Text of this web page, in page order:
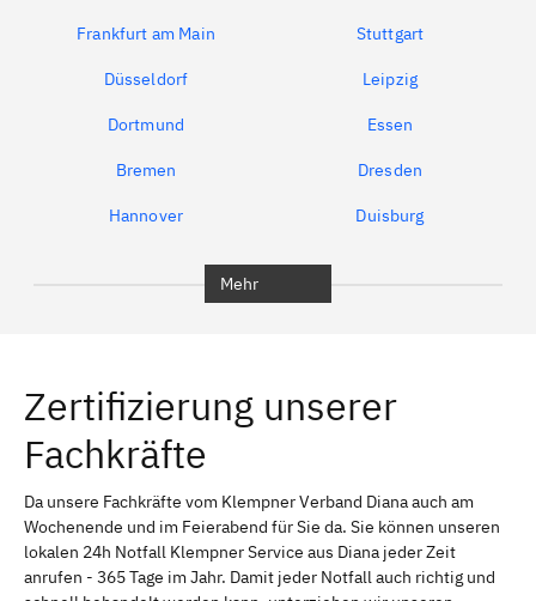
Frankfurt am Main Stuttgart
Düsseldorf Leipzig
Dortmund Essen
Bremen Dresden
Hannover Duisburg
Erlangen Bamberg
Bayreuth
Schweinfurt Passau
Freising Rudelsdorf, Mittelfranken
Mehr
Zertifizierung unserer
Fachkräfte
Da unsere Fachkräfte vom Klempner Verband Diana auch am
Wochenende und im Feierabend für Sie da. Sie können unseren
lokalen 24h Notfall Klempner Service aus Diana jeder Zeit
anrufen - 365 Tage im Jahr. Damit jeder Notfall auch richtig und